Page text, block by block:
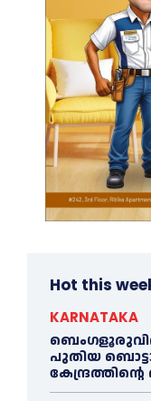
Hot this
KARNATAKA
പുതിയ